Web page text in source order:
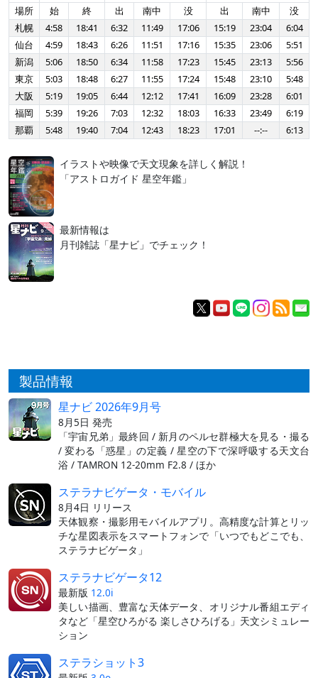
場所
始 終 出 南中 没 出 南中
没
札幌
4:58 18:41 6:32 11:49 17:06 15:19 23:04
6:04
仙台
4:59 18:43 6:26 11:51 17:16 15:35 23:06
5:51
新潟
5:06 18:50 6:34 11:58 17:23 15:45 23:13
5:56
東京
5:03 18:48 6:27 11:55 17:24 15:48 23:10
5:48
大阪
5:19 19:05 6:44 12:12 17:41 16:09 23:28
6:01
福岡
5:39 19:26 7:03 12:32 18:03 16:33 23:49
6:19
那覇
5:48 19:40 7:04 12:43 18:23 17:01 --:-- 6:13
イラストや映像で天文現象を詳しく解説！
「アストロガイド 星空年鑑」
最新情報は
月刊雑誌「星ナビ」でチェック！
製品情報
星ナビ 2026年9月号
8月5日 発売
「宇宙兄弟」最終回 / 新月のペルセ群極大を見る・撮る
/ 変わる「惑星」の定義 / 星空の下で深呼吸する天文台
浴 / TAMRON 12-20mm F2.8 / ほか
ステラナビゲータ・モバイル
8月4日 リリース
天体観察・撮影用モバイルアプリ。高精度な計算とリッ
チな星図表示をスマートフォンで「いつでもどこでも、
ステラナビゲータ」
ステラナビゲータ12
最新版 12.0i
美しい描画、豊富な天体データ、オリジナル番組エディ
タなど「星空ひろがる 楽しさひろげる」天文シミュレー
ション
ステラショット3